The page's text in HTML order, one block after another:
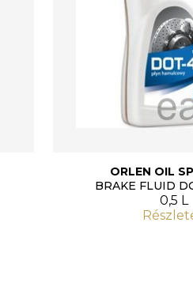
ORLEN OIL
BRAKE FLUID
0,5 L